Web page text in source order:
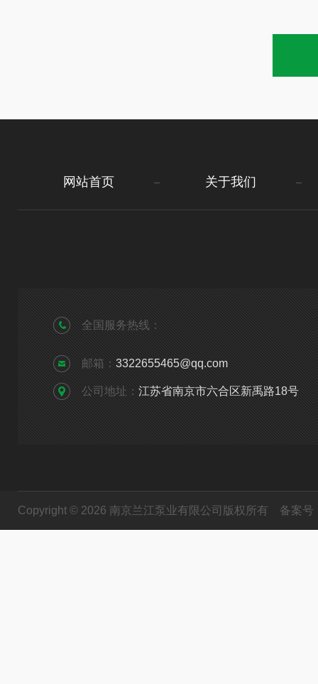
网站首页 关于我们
全国服务热线：
邮箱： 3322655465@qq.com
公司地址： 江苏省南京市六合区新禹路18号
Copyright © 2026 南京兰江泵业有限公司版权所有 备案号